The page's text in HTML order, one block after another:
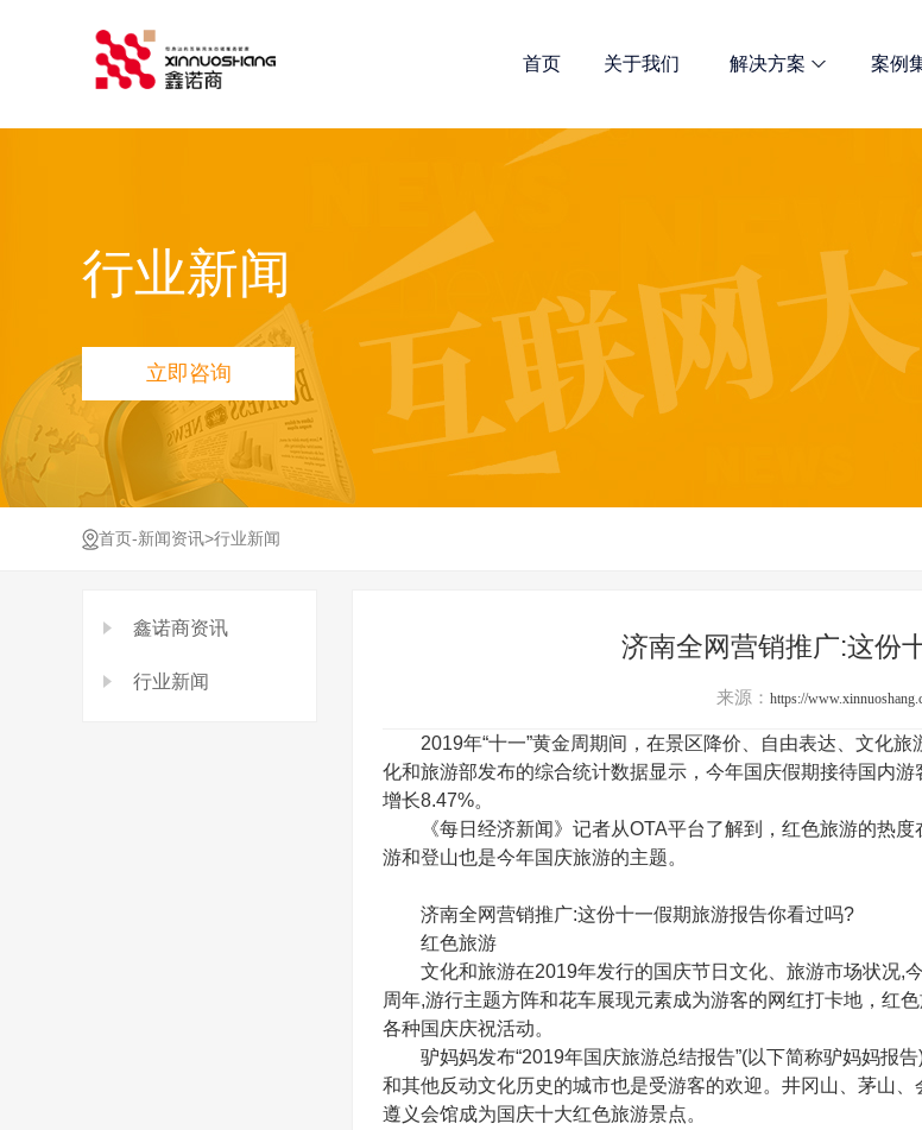
首页 关于我们 解决方案 案例
小程序定制开发 网站优化
鑫诺商多维解决方案 总有
网站品宣打造方案 全网宣传解决方案 定制开发解决方案
行业新闻
立即咨询
首页 -新闻资讯>行业新闻
鑫诺商资讯
行业新闻
济南全网营销推广:这份
来源： https://
2019年“十一”黄金周期间，在景区降价、自由表达、文化旅
化和旅游部发布的综合统计数据显示，今年国庆假期接待国内
增长8.47%。
《每日经济新闻》记者从OTA平台了解到，红色旅游的热度
游和登山也是今年国庆旅游的主题。
济南全网营销推广:这份十一假期旅游报告你看过吗?
红色旅游
文化和旅游在2019年发行的国庆节日文化、旅游市场状况,
周年,游行主题方阵和花车展现元素成为游客的网红打卡地，红
各种国庆庆祝活动。
驴妈妈发布“2019年国庆旅游总结报告”(以下简称驴妈妈报告
和其他反动文化历史的城市也是受游客的欢迎。井冈山、茅山
遵义会馆成为国庆十大红色旅游景点。